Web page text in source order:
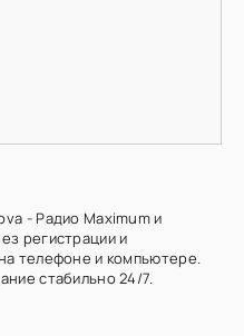
- Радио Maximum и
регистрации и
телефоне и компьютере.
стабильно 24/7.